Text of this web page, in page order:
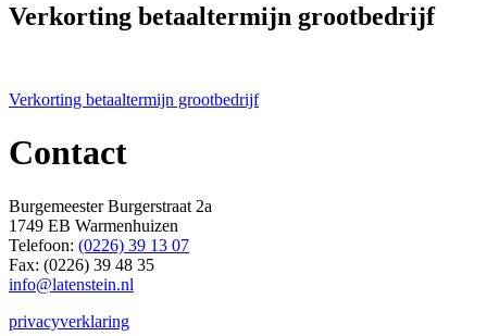
Verkorting betaaltermijn grootbedrijf
Bericht
Verkorting betaaltermijn grootbedrijf
Contact
Burgemeester Burgerstraat 2a
1749 EB Warmenhuizen
Telefoon: (0226) 39 13 07
Fax: (0226) 39 48 35
info@latenstein.nl
privacyverklaring